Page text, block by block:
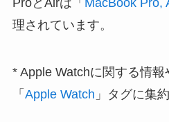
ProとAirは「 MacBook Pro,
理されています。
* Apple Watchに関する情
「 Apple Watch 」タグに集